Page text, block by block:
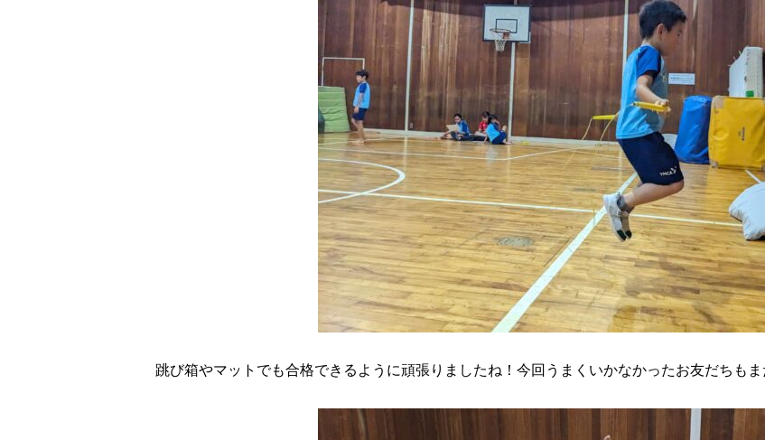
跳び箱やマットでも合格できるように頑張りましたね！今回うまくいかなかったお友だちもま